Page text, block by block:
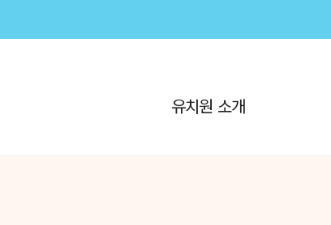
유치원 소개